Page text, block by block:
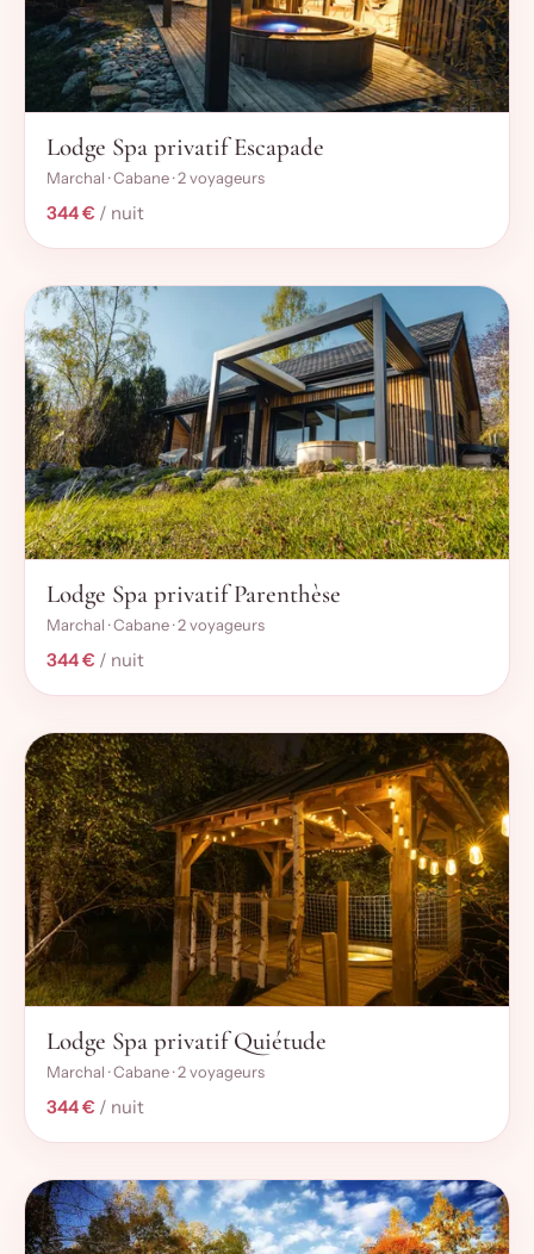
Lodge Spa privatif Escapade
Marchal · Cabane · 2 voyageurs
344 € / nuit
Lodge Spa privatif Parenthèse
Marchal · Cabane · 2 voyageurs
344 € / nuit
Lodge Spa privatif Quiétude
Marchal · Cabane · 2 voyageurs
344 € / nuit